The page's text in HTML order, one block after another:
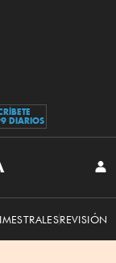
DIARIOS
REVISIÓN